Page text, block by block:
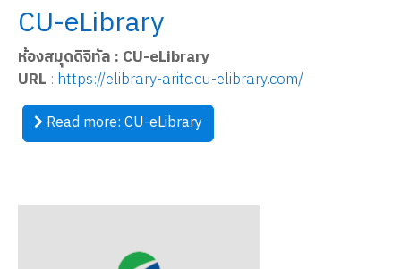
CU-eLibrary
ห้องสมุดดิจิทัล : CU-eLibrary
URL : https://elibrary-aritc.cu-elibrary.com/
Read more: CU-eLibrary